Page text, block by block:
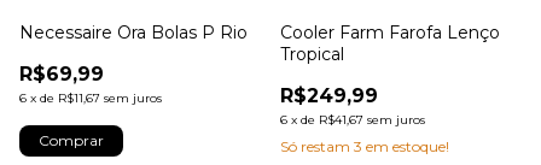
Necessaire Ora Bolas P Rio
R$69,99
6 x de R$11,67 sem juros
Cooler Farm Farofa Lenço
Tropical
R$249,99
6 x de R$41,67 sem juros
Só restam 3 em estoque!